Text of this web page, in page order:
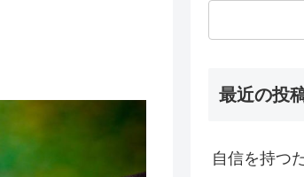
最近の投
自信を持つ